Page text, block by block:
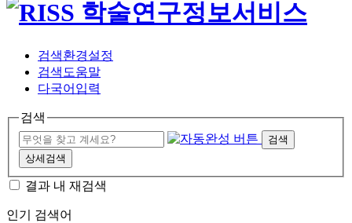
검색환경설정
검색도움말
다국어입력
검색
검색
상세검색
결과 내 재검색
인기 검색어